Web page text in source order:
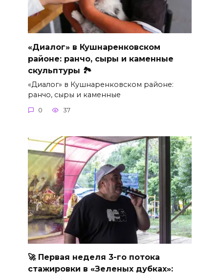
«Диалог» в Кушнаренковском
районе: ранчо, сыры и каменные
скульптуры 🏞
«Диалог» в Кушнаренковском районе:
ранчо, сыры и каменные
0 37
🚀 Первая неделя 3-го потока
стажировки в «Зеленых дубках»: